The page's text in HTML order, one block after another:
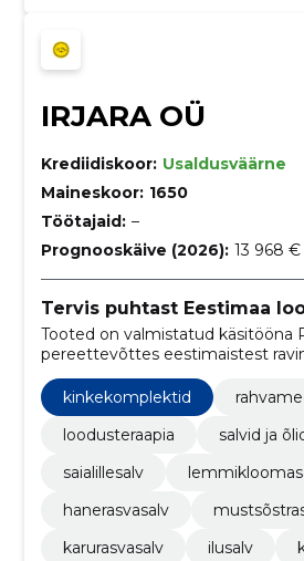
IRJARA OÜ
Krediidiskoor: Usaldusväärne
Maineskoor: 1650
Töötajaid: –
Prognooskäive (2026): 13 968 €
Tervis puhtast Eestimaa
Tooted on valmistatud käsitööna
pereettevõttes eestimaistest
parimatest looduslikest õlidest.
kinkekomplektid
loodusteraapia
salvid ja
saialillesalv
hanerasvasalv
karurasvasalv
ilusalv